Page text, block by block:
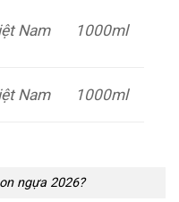
Nam 1000ml
Nam 1000ml
ngựa 2026?